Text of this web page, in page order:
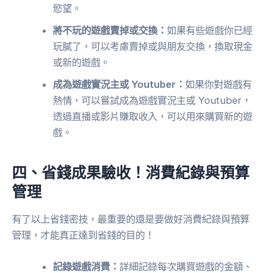
慾望。
將不玩的遊戲賣掉或交換：如果有些遊戲你已經
玩膩了，可以考慮賣掉或與朋友交換，換取現金
或新的遊戲。
成為遊戲實況主或 Youtuber：如果你對遊戲有
熱情，可以嘗試成為遊戲實況主或 Youtuber，
透過直播或影片賺取收入，可以用來購買新的遊
戲。
四、省錢成果驗收！消費紀錄與預算
管理
有了以上省錢密技，最重要的還是要做好消費紀錄與預算
管理，才能真正達到省錢的目的！
記錄遊戲消費：詳細記錄每次購買遊戲的金額、